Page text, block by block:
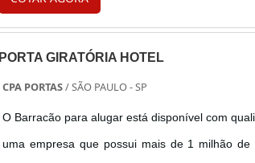
procedência do material; Ter um produto de
PORTA GIRATÓRIA HOTEL
CPA PORTAS/ SÃO PAULO - SP
O Barracão para alugar está disponível com
uma empresa que possui mais de 1 milhão